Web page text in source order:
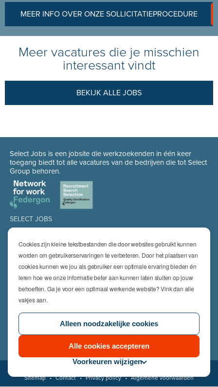
Cookies zijn kleine tekstbestanden die door websites gebruikt kunnen
worden om gebruikerservaringen te verbeteren. Door het plaatsen van
cookies kunnen we jou als gebruiker een optimale ervaring bieden én
leren hoe we onze informatie beter aan kunnen laten sluiten op jouw
behoeften. Ga je voor een optimaal werkende website? Vink dan alle
vakjes aan.
Alleen noodzakelijke cookies
Alle cookies accepteren
Voorkeuren wijzigen
MEER INFO OVER ONZE SOLLICITATIEPROCEDURE
Meer vacatures die je misschien
interessant vindt
BEKIJK ALLE JOBS
Select Jobs is een jobsite die werkzoekenden in één keer
toegang biedt tot alle vacatures van de bedrijven die tot Select
Group behoren.
SELECT JOBS
Jobs
Job alert
SPECIALISATIES
Technics
High Technics & Engineering
Logistics
Finance & Insurance
Office
HR & Legal
Sitemap • Contact • Privacy policy • Algemene voorwaarden